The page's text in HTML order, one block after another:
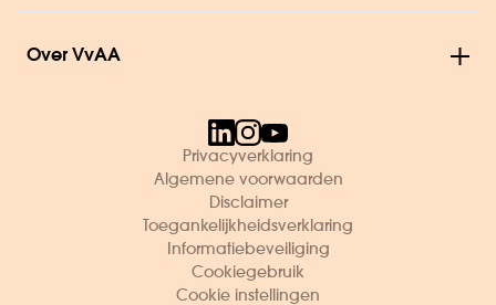
Over VvAA
Privacyverklaring
Algemene voorwaarden
Disclaimer
Toegankelijkheidsverklaring
Informatiebeveiliging
Cookiegebruik
Cookie instellingen